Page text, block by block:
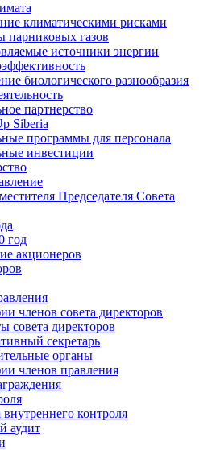
климатическими рисками
парниковых газов
источники энергии
биологического разнообразия
партнерство
Siberia
программы для персонала
инвестиции
Председателя Совета
год
акционеров
членов совета директоров
совета директоров
секретарь
органы
членов правления
контроля
аудит